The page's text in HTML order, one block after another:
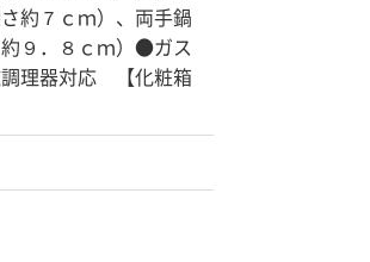
約７ｃｍ）、両手鍋
９．８ｃｍ）●ガス
調理器対応 【化粧箱